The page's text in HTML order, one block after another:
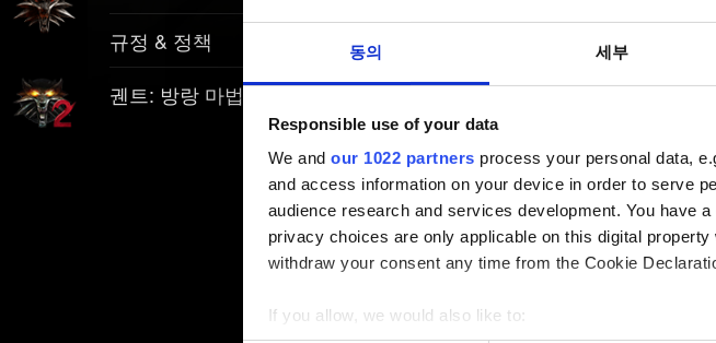
동의 세부
Responsible use of your data
We and our 1022 partners process your personal data,
and access information on your device in order to serve
audience research and services development. You have
privacy choices are only applicable on this digital
withdraw your consent any time from the Cookie
If you allow, we would also like to:
규정 & 정책
궨트: 방랑 마법사
도움이